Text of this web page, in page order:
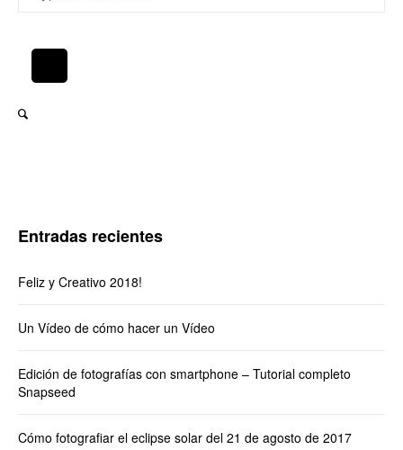
Entradas recientes
Feliz y Creativo 2018!
Un Vídeo de cómo hacer un Vídeo
Edición de fotografías con smartphone – Tutorial completo
Snapseed
Cómo fotografiar el eclipse solar del 21 de agosto de 2017